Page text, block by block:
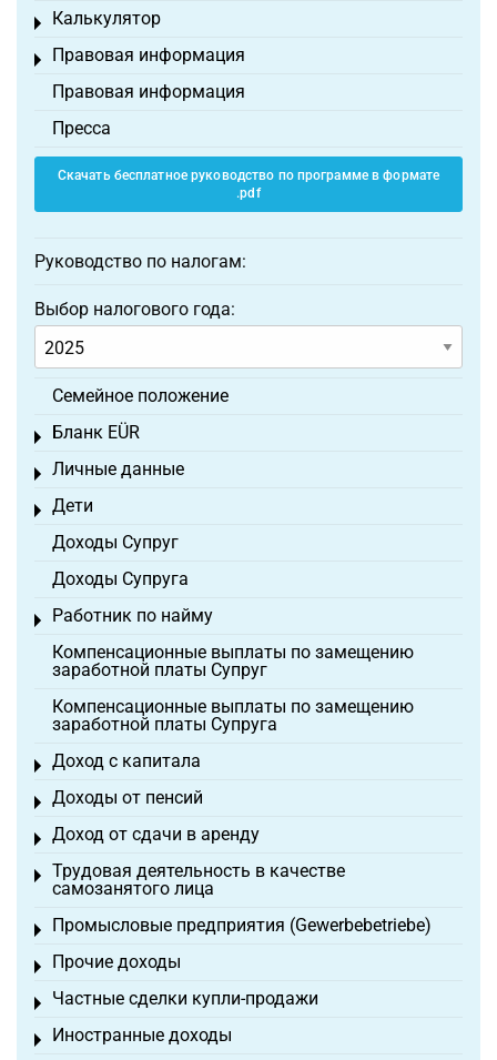
Калькулятор
Toggle menu
Правовая информация
Toggle menu
Правовая информация
Пресса
Скачать бесплатное руководство по программе в формате
.pdf
Руководство по налогам:
Выбор налогового года:
Семейное положение
Бланк EÜR
Toggle menu
Личные данные
Toggle menu
Дети
Toggle menu
Доходы Супруг
Доходы Супруга
Работник по найму
Toggle menu
Компенсационные выплаты по замещению
заработной платы Супруг
Компенсационные выплаты по замещению
заработной платы Супруга
Доход с капитала
Toggle menu
Доходы от пенсий
Toggle menu
Доход от сдачи в аренду
Toggle menu
Трудовая деятельность в качестве
самозанятого лица
Toggle menu
Промысловые предприятия (Gewerbebetriebe)
Toggle menu
Прочие доходы
Toggle menu
Частные сделки купли-продажи
Toggle menu
Иностранные доходы
Toggle menu